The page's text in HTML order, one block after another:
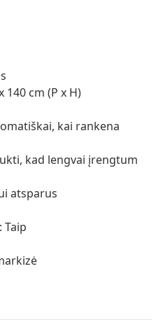
140 cm (P x H)
kai rankena
kad lengvai įrengtum
atsparus
Taip